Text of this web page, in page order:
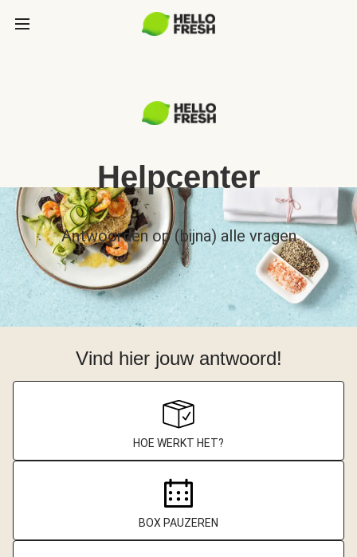
Helpcenter
Antwoorden op (bijna) alle vragen
Vind hier jouw antwoord!
HOE WERKT HET?
BOX PAUZEREN